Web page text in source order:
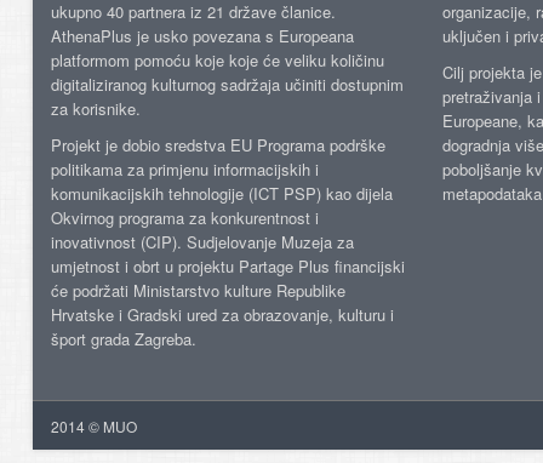
ukupno 40 partnera iz 21 države članice.
AthenaPlus je usko povezana s Europeana
platformom pomoću koje koje će veliku količinu
digitaliziranog kulturnog sadržaja učiniti dostupnim
za korisnike.
Projekt je dobio sredstva EU Programa podrške
politikama za primjenu informacijskih i
komunikacijskih tehnologije (ICT PSP) kao dijela
Okvirnog programa za konkurentnost i
inovativnost (CIP). Sudjelovanje Muzeja za
umjetnost i obrt u projektu Partage Plus financijski
će podržati Ministarstvo kulture Republike
Hrvatske i Gradski ured za obrazovanje, kulturu i
šport grada Zagreba.
organizacije,
uključen i
Cilj projekta
pretraživanja
Europeane,
dogradnja
poboljšanje
2014 © MUO